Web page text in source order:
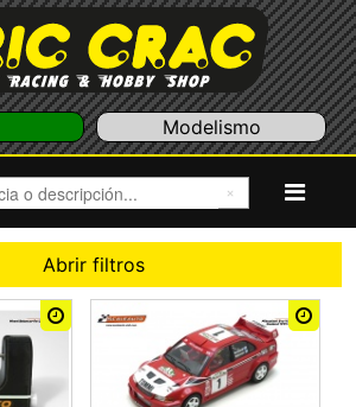
Modelismo
Abrir filtros